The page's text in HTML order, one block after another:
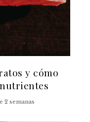
y cómo
2 semanas